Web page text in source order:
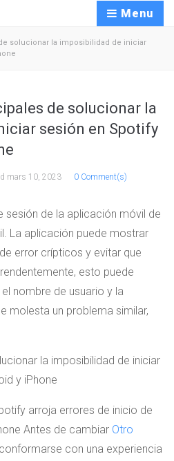
Menu
solucionar la imposibilidad de iniciar
de solucionar la
sesión en Spotify
mars 10, 2023 0 Comment(s)
sesión de la aplicación móvil de
La aplicación puede mostrar
error crípticos y evitar que
esto puede
nombre de usuario y la
molesta un problema similar,
arroja errores de inicio de
Antes de cambiar Otro
con una experiencia